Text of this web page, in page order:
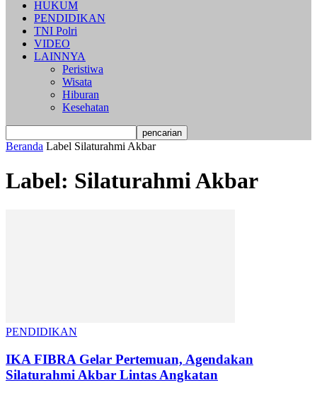
HUKUM
PENDIDIKAN
TNI Polri
VIDEO
LAINNYA
Peristiwa
Wisata
Hiburan
Kesehatan
Beranda Label Silaturahmi Akbar
Label: Silaturahmi Akbar
PENDIDIKAN
IKA FIBRA Gelar Pertemuan, Agendakan
Silaturahmi Akbar Lintas Angkatan